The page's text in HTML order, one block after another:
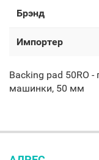
Брэнд
Импортер
Backing pad 50RO
машинки, 50 мм